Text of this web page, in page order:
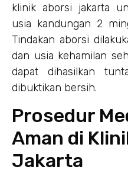
klinik aborsi jakarta
usia kandungan 2
Tindakan aborsi
dan usia kehamilan
dapat dihasilkan
dibuktikan bersih.
Prosedur
Aman di
Jakarta